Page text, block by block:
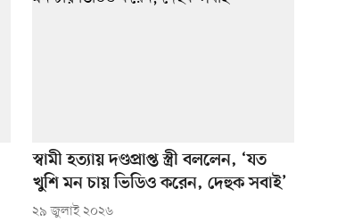
স্বামী হত্যায় দণ্ডপ্রাপ্ত স্ত্রী বললেন, ‘যত
খুশি মন চায় ভিডিও করেন, দেহুক সবাই’
২৯ জুলাই ২০২৬